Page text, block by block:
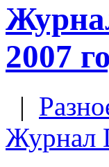
2007
|
Журнал